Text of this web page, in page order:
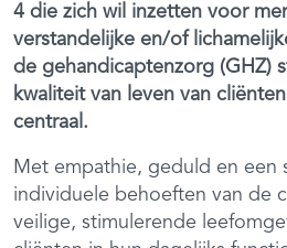
4 die zich wil inzetten voor
verstandelijke en/of
de gehandicaptenzorg (GHZ)
kwaliteit van leven van
centraal.
Met empathie, geduld en een
individuele behoeften van de
veilige, stimulerende